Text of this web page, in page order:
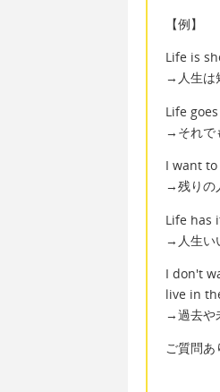
【例】
Life is
→人生は
Life goes
→それで
I want
→残りの
Life has
→人生い
I don't
live in
→過去や
ご質問あ